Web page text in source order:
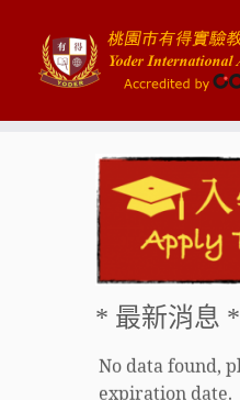
* 最新消息 *
expiration date.